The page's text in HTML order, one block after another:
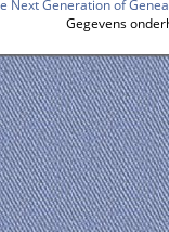
Next Generation of
Gegevens